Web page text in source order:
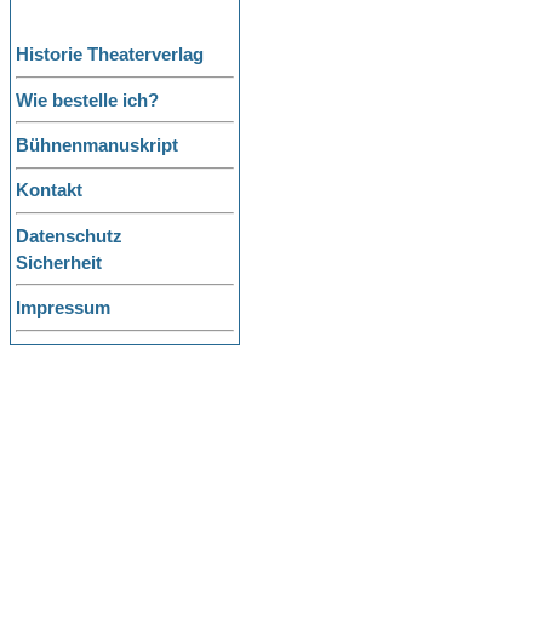
Historie Theaterverlag
Wie bestelle ich?
Bühnenmanuskript
Kontakt
Datenschutz
Sicherheit
Impressum